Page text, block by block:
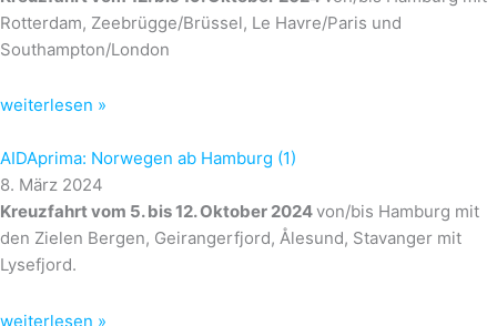
Rotterdam, Zeebrügge/Brüssel, Le Havre/Paris und
Southampton/London
weiterlesen »
AIDAprima: Norwegen ab Hamburg (1)
8. März 2024
Kreuzfahrt vom 5. bis 12. Oktober 2024von/bis Hamburg mit
den Zielen Bergen, Geirangerfjord, Ålesund, Stavanger mit
Lysefjord.
weiterlesen »